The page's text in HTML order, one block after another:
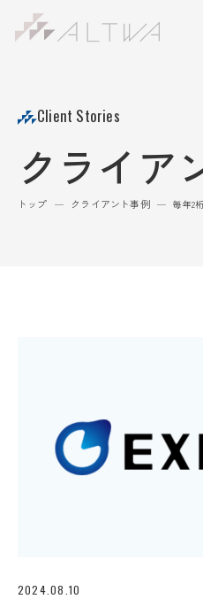
Client Stories
クライア
トップ — クライアント事例 — 毎年2
2024.08.10